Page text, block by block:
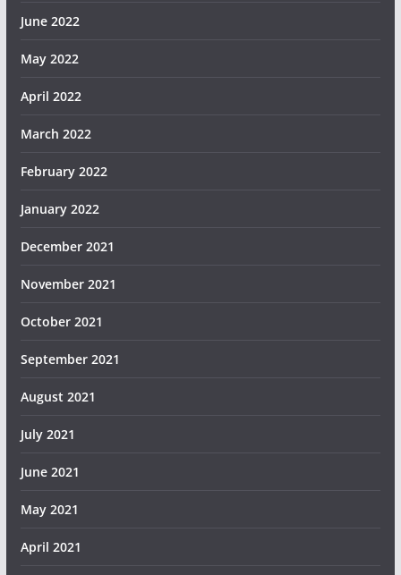
June 2022
May 2022
April 2022
March 2022
February 2022
January 2022
December 2021
November 2021
October 2021
September 2021
August 2021
July 2021
June 2021
May 2021
April 2021